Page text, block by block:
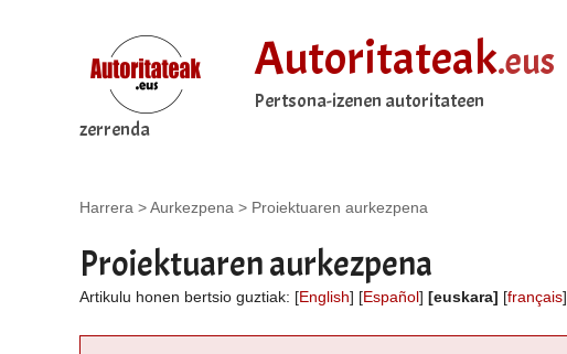
Autoritateak.eus
Pertsona-izenen autoritateen
zerrenda
Harrera >Aurkezpena > Proiektuaren aurkezpena
Proiektuaren aurkezpena
Artikulu honen bertsio guztiak: [English] [Español] [euskara] [français]